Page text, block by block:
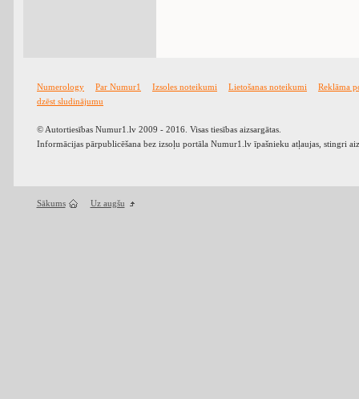
Numerology Par Numur1 Izsoles noteikumi Lietošanas noteikumi
Reklāma
dzēst sludinājumu
© Autortiesības Numur1.lv 2009 - 2016. Visas tiesības aizsargātas.
Informācijas pārpublicēšana bez izsoļu portāla Numur1.lv īpašnieku atļaujas, stingri
Sākums Uz augšu